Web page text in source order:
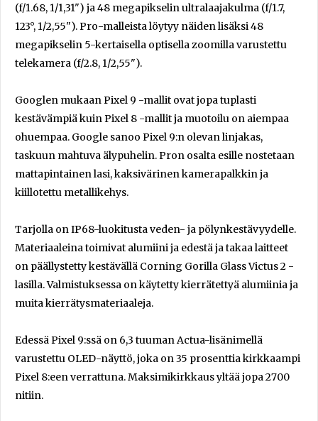
(f/1.68, 1/1,31") ja 48 megapikselin ultralaajakulma (f/1.7,
123°, 1/2,55"). Pro-malleista löytyy näiden lisäksi 48
megapikselin 5-kertaisella optisella zoomilla varustettu
telekamera (f/2.8, 1/2,55").
Googlen mukaan Pixel 9 -mallit ovat jopa tuplasti
kestävämpiä kuin Pixel 8 -mallit ja muotoilu on aiempaa
ohuempaa. Google sanoo Pixel 9:n olevan linjakas,
taskuun mahtuva älypuhelin. Pron osalta esille nostetaan
mattapintainen lasi, kaksivärinen kamerapalkkin ja
kiillotettu metallikehys.
Tarjolla on IP68-luokitusta veden- ja pölynkestävyydelle.
Materiaaleina toimivat alumiini ja edestä ja takaa laitteet
on päällystetty kestävällä Corning Gorilla Glass Victus 2 -
lasilla. Valmistuksessa on käytetty kierrätettyä alumiinia ja
muita kierrätysmateriaaleja.
Edessä Pixel 9:ssä on 6,3 tuuman Actua-lisänimellä
varustettu OLED-näyttö, joka on 35 prosenttia kirkkaampi
Pixel 8:een verrattuna. Maksimikirkkaus yltää jopa 2700
nitiin.